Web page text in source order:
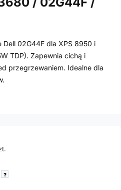
Dell 02G44F dla XPS 8950 i
TDP). Zapewnia cichą i
przegrzewaniem. Idealne dla